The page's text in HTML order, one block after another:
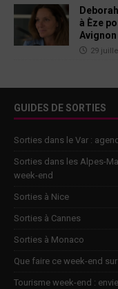
à Èze
29
GUIDES DE SORTIES
Sorties dans le Var :
Sorties dans les Alpes-
week-end
Sorties à Nice
Sorties à Cannes
Sorties à Monaco
Que faire ce week-end sur
Tourisme week-end :